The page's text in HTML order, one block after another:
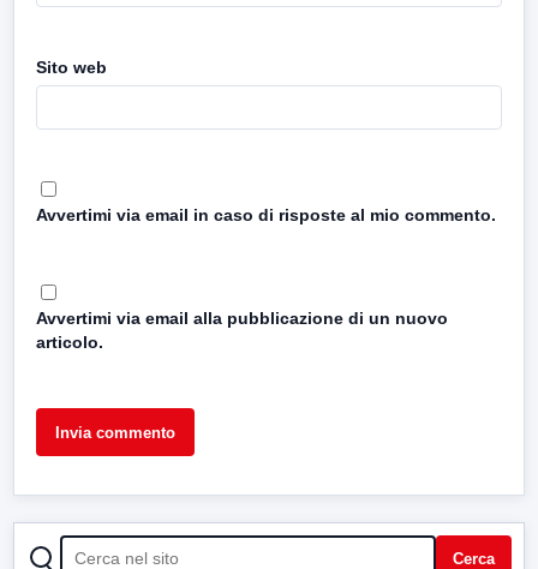
Sito web
Avvertimi via email in caso di risposte al mio commento.
Avvertimi via email alla pubblicazione di un nuovo
articolo.
CERCA Cerca